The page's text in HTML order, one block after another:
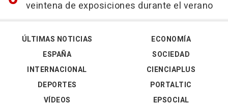
veintena de exposiciones durante el verano
ÚLTIMAS NOTICIAS
ESPAÑA
INTERNACIONAL
DEPORTES
VÍDEOS
ECONOMÍA
SOCIEDAD
CIENCIAPLUS
PORTALTIC
EPSOCIAL